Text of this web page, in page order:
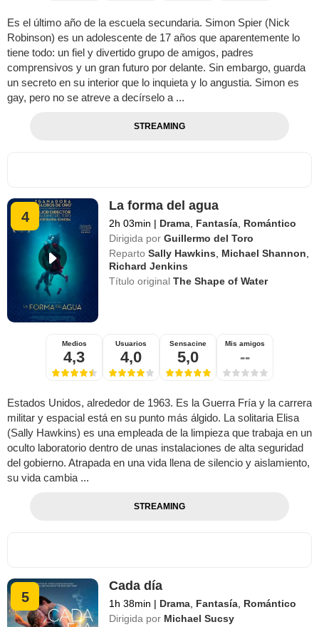
Es el último año de la escuela secundaria. Simon Spier (Nick
Robinson) es un adolescente de 17 años que aparentemente lo
tiene todo: un fiel y divertido grupo de amigos, padres
comprensivos y un gran futuro por delante. Sin embargo, guarda
un secreto en su interior que lo inquieta y lo angustia. Simon es
gay, pero no se atreve a decírselo a ...
STREAMING
4
La forma del agua
2h 03min | Drama Fantasía Romántico
Dirigida por Guillermo del Toro
Reparto Sally Hawkins Michael Shannon
Richard Jenkins
Título originalThe Shape of Water
Medios
4,3
Usuarios
4,0
Sensacine
5,0
Mis amigos
--
Estados Unidos, alrededor de 1963. Es la Guerra Fría y la carrera
militar y espacial está en su punto más álgido. La solitaria Elisa
(Sally Hawkins) es una empleada de la limpieza que trabaja en un
oculto laboratorio dentro de unas instalaciones de alta seguridad
del gobierno. Atrapada en una vida llena de silencio y aislamiento,
su vida cambia ...
STREAMING
5
Cada día
1h 38min | Drama Fantasía Romántico
Dirigida por Michael Sucsy